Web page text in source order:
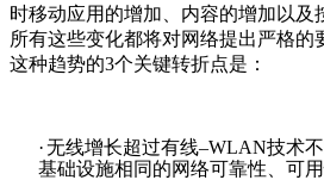
时移动应用的增加、内容的增加以及
所有这些变化都将对网络提出严格的
这种趋势的3个关键转折点是：
·无线增长超过有线–WLAN技术
基础设施相同的网络可靠性、可用